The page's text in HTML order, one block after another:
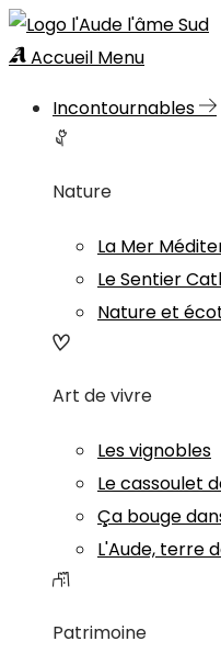
Accueil Menu
Incontournables
Nature
La Mer
Le Sentier
Nature et
Art de vivre
Les vignobles
Le cassoulet
Ça bouge
L'Aude, terre
Patrimoine